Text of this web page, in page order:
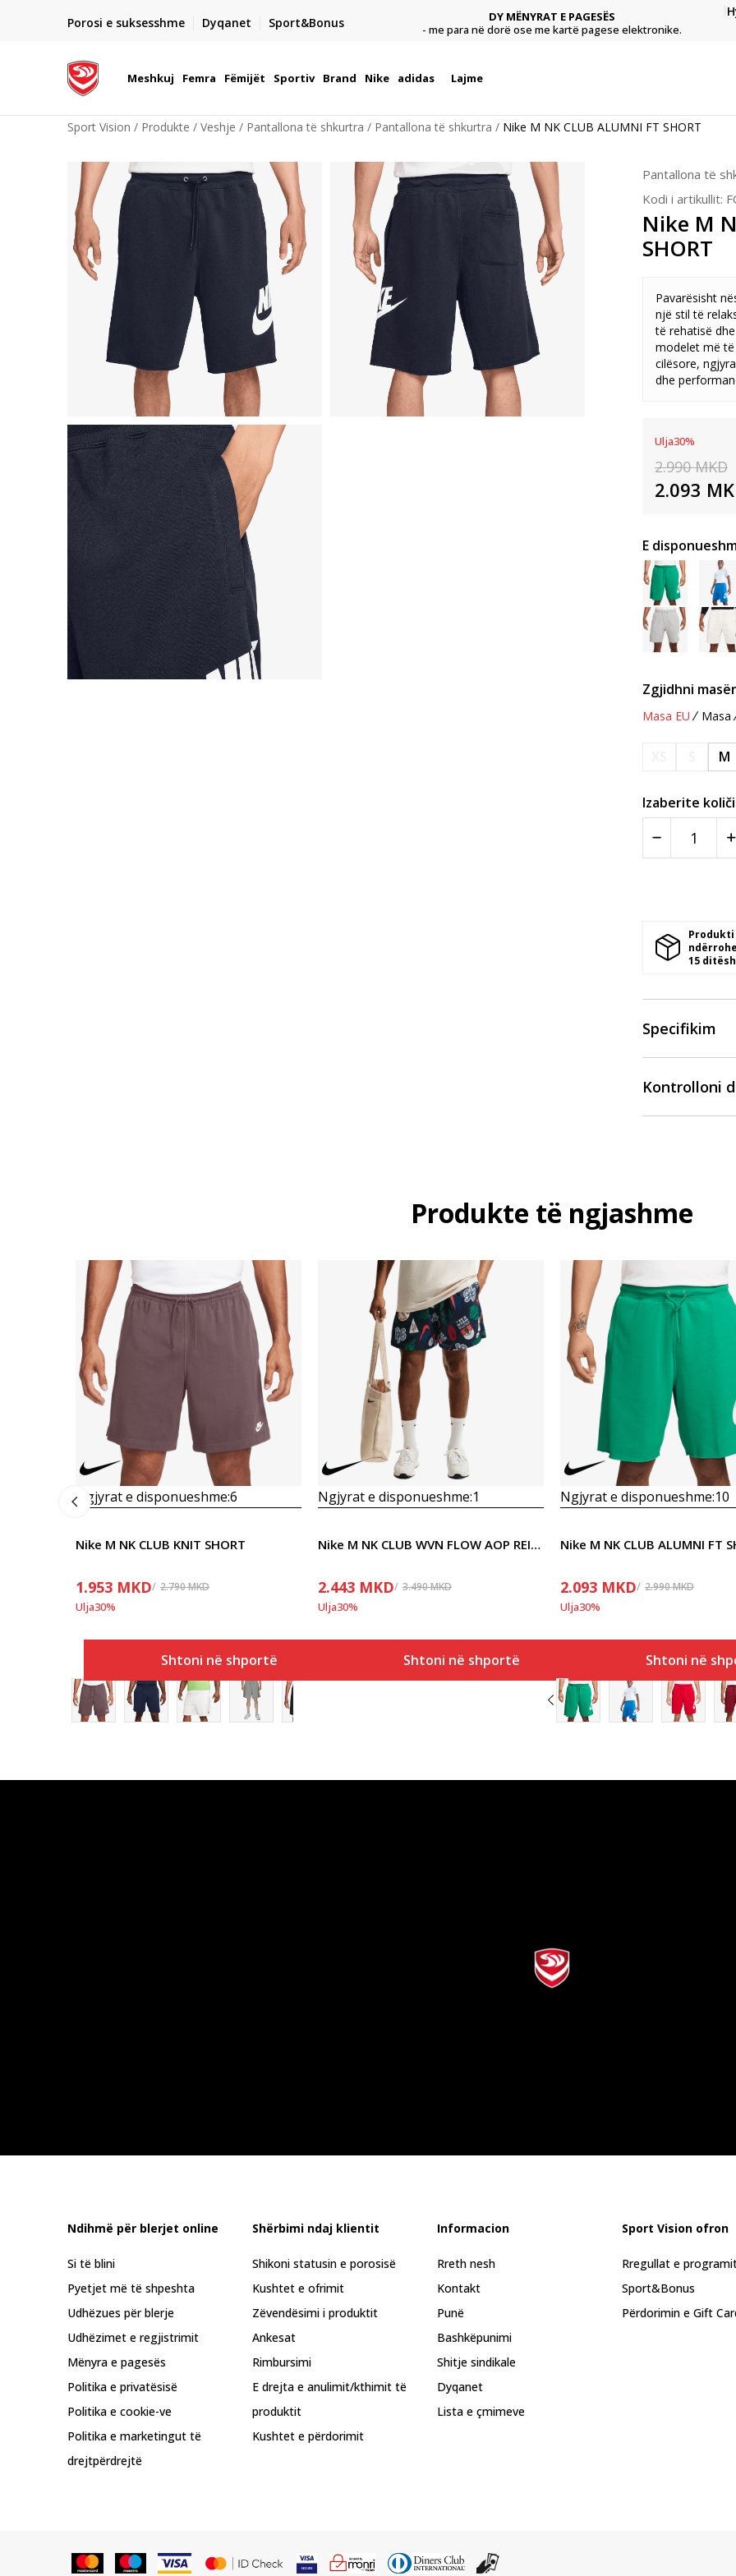
Porosi e suksesshme Dyqanet Sport&Bonus
- për të gjitha porositë me para në dorë ose me kartë pagese
DY MËNYRAT E PAGESËS
- me para në dorë ose me kartë pagese elektronike.
Meshkuj Femra Fëmijët Sportiv Brand Nike adidas Lajme
Sport Vision Produkte Veshje Pantallona të shkurtra Pantallona të shkurtra Nike M NK CLUB ALUMNI FT SHORT
Pantallona të
Kodi i artikullit:
Nike M
SHORT
Pavarësisht
një stil të
të rehatisë
modelet më
cilësore,
dhe
Ulja30%
2.990 MKD
2.093
E
Zgjidhni
Masa EU Masa
M
Izaberite
15 ditësh
Specifikim
Kontrolloni
Produkte të ngjashme
Ngjyrat e disponueshme:6
Nike M NK CLUB KNIT SHORT
1.953 MKD 2.790MKD
Ulja30%
Shtoni në shportë
Ngjyrat e disponueshme:1
Nike M NK CLUB WVN FLOW AOP REISSUE
2.443 MKD 3.490MKD
Ulja30%
Shtoni në shportë
Ngjyrat e disponueshme:10
Nike M NK CLUB ALUMNI FT
2.093 MKD 2.990MKD
Ulja30%
Shtoni në
Ndihmë për blerjet online
Si të blini
Pyetjet më të shpeshta
Udhëzues për blerje
Udhëzimet e regjistrimit
Mënyra e pagesës
Politika e privatësisë
Politika e cookie-ve
Politika e marketingut të
drejtpërdrejtë
Shërbimi ndaj klientit
Shikoni statusin e porosisë
Kushtet e ofrimit
Zëvendësimi i produktit
Ankesat
Rimbursimi
E drejta e anulimit/kthimit të
produktit
Kushtet e përdorimit
Informacion
Rreth nesh
Kontakt
Punë
Bashkëpunimi
Shitje sindikale
Dyqanet
Lista e çmimeve
Sport Vision ofron
Rregullat e
Sport&Bonus
Përdorimin e Gift